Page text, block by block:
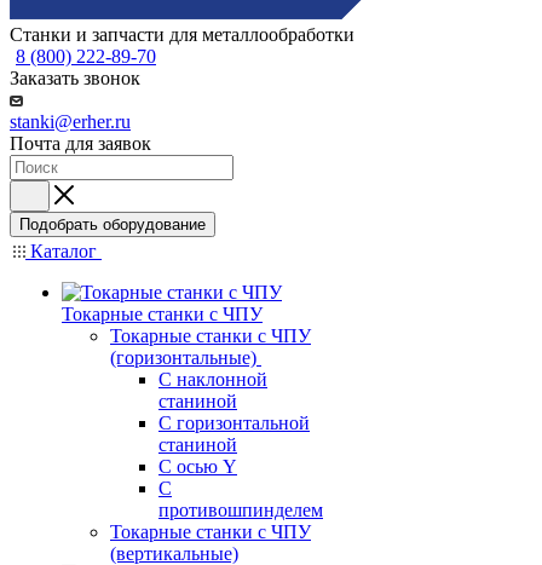
Станки и запчасти для металлообработки
8 (800) 222-89-70
Заказать звонок
stanki@erher.ru
Почта для заявок
Подобрать оборудование
Каталог
Токарные станки с ЧПУ
Токарные станки с ЧПУ
(горизонтальные)
С наклонной
станиной
С горизонтальной
станиной
С осью Y
С
противошпинделем
Токарные станки с ЧПУ
(вертикальные)